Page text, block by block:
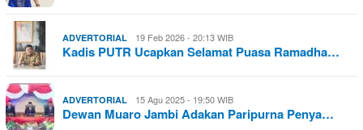
ADVERTORIAL 19 Feb 2026 - 20:13 WIB
Kadis PUTR Ucapkan Selamat Puasa Ramadha…
ADVERTORIAL 15 Agu 2025 - 19:50 WIB
Dewan Muaro Jambi Adakan Paripurna Penya…